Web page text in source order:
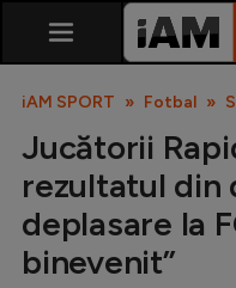
iAM SPORT Fotbal
Jucătorii
rezultatul din
deplasare la
binevenit”